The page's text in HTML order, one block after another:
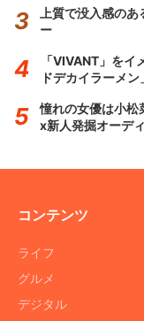
上質で没入感の
ー
「VIVANT」を
ドデカイラーメ
憧れの女優は小
x新人発掘オーデ
コンテンツ
ライフ
グルメ
デジタル